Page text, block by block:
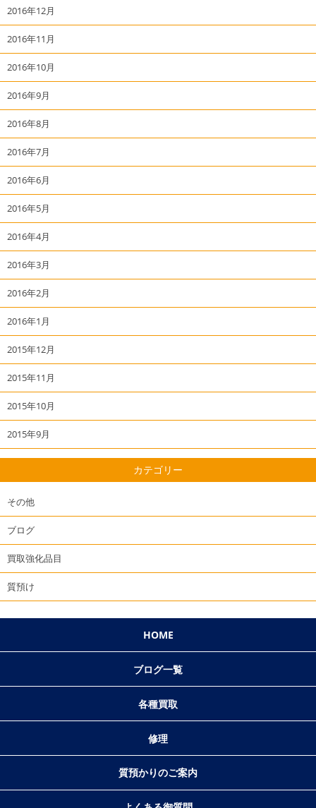
2016年12月
2016年11月
2016年10月
2016年9月
2016年8月
2016年7月
2016年6月
2016年5月
2016年4月
2016年3月
2016年2月
2016年1月
2015年12月
2015年11月
2015年10月
2015年9月
カテゴリー
その他
ブログ
買取強化品目
質預け
HOME
ブログ一覧
各種買取
修理
質預かりのご案内